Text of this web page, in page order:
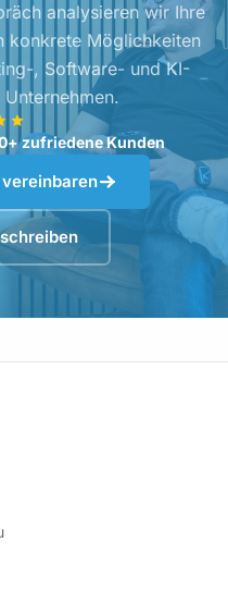
analysieren wir Ihre
konkrete Möglichkeiten
, Software- und KI-
zufriedene Kunden